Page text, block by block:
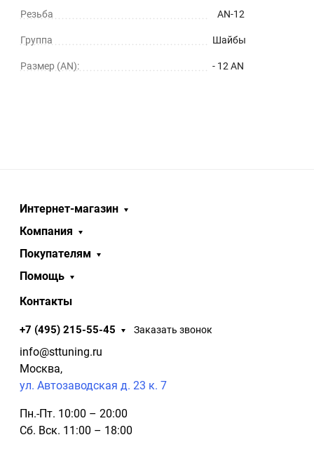
Резьба AN-12
Группа Шайбы
Размер (AN): - 12 AN
Интернет-магазин
Компания
Покупателям
Помощь
Контакты
+7 (495) 215-55-45 Заказать звонок
info@sttuning.ru
Москва,
ул. Автозаводская д. 23 к. 7
Пн.-Пт. 10:00 – 20:00
Сб. Вск. 11:00 – 18:00